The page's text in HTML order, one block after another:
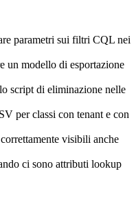
parametri sui filtri CQL nei
un modello di esportazione
script di eliminazione nelle
per classi con tenant e con
visibili anche
ci sono attributi lookup